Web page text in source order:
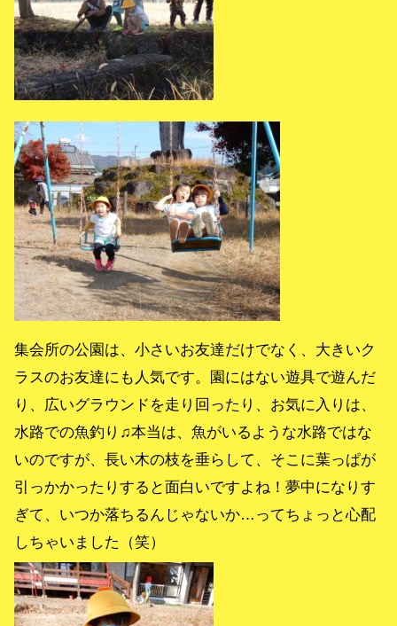
集会所の公園は、小さいお友達だけでなく、大きいク
ラスのお友達にも人気です。園にはない遊具で遊んだ
り、広いグラウンドを走り回ったり、お気に入りは、
水路での魚釣り♫本当は、魚がいるような水路ではな
いのですが、長い木の枝を垂らして、そこに葉っぱが
引っかかったりすると面白いですよね！夢中になりす
ぎて、いつか落ちるんじゃないか…ってちょっと心配
しちゃいました（笑）